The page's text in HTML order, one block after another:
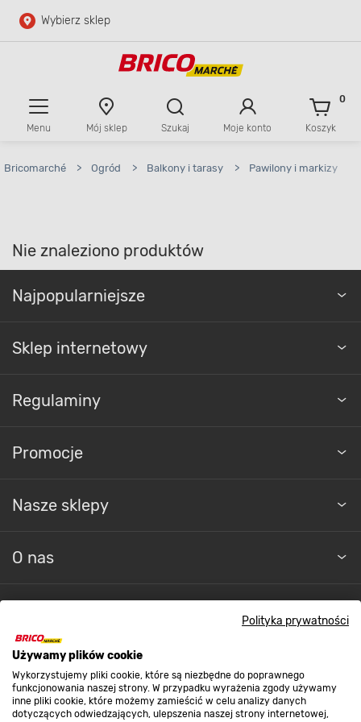
Polityka prywatności
Używamy plików cookie
Wykorzystujemy pliki cookie, które są niezbędne do poprawnego
funkcjonowania naszej strony. W przypadku wyrażenia zgody używamy
inne pliki cookie, które możemy zamieścić w celu analizy danych
dotyczących odwiedzających, ulepszenia naszej strony internetowej,
Przejdź do głównej zawartości
Wybierz sklep
Menu Mój sklep Szukaj Moje konto Koszyk
0
Bricomarché > Ogród > Balkony i tarasy > Pawilony i markizy
Nie znaleziono produktów
Najpopularniejsze
Sklep internetowy
Regulaminy
Promocje
Nasze sklepy
O nas
Strefa biznesu